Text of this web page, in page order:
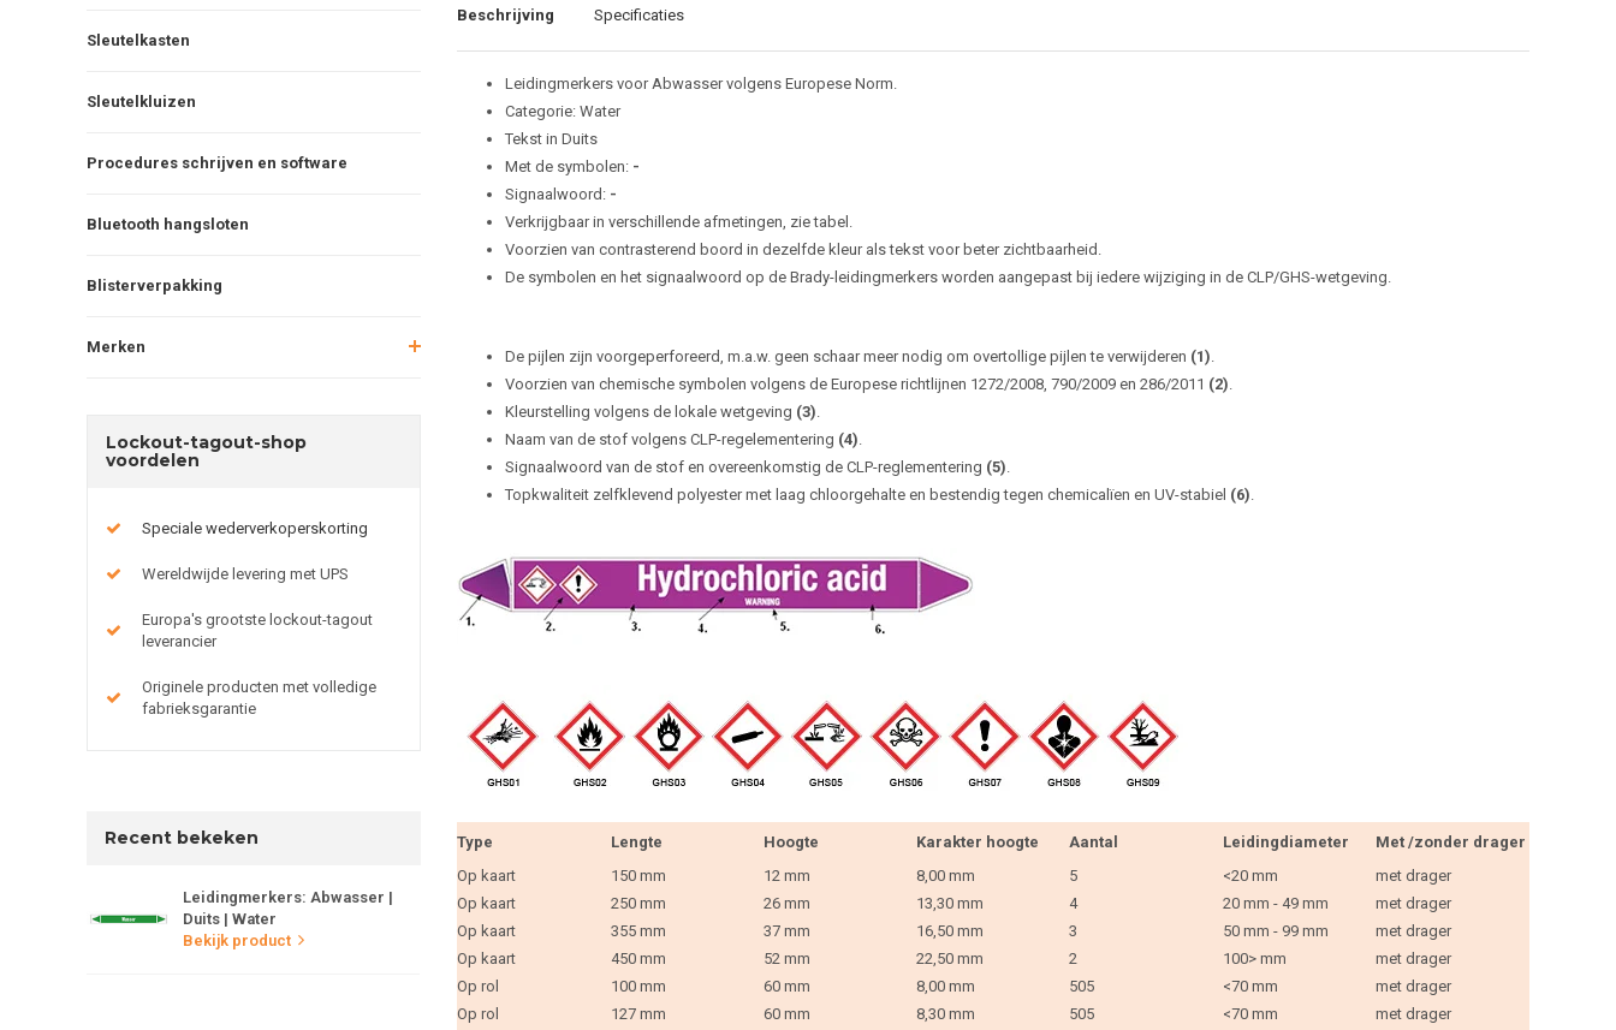
Sleutelkasten
Sleutelkluizen
Procedures schrijven en software
Bluetooth hangsloten
Blisterverpakking
Merken
Lockout-tagout-shop
voordelen
Speciale wederverkoperskorting
Wereldwijde levering met UPS
Europa's grootste lockout-tagout
leverancier
Originele producten met volledige
fabrieksgarantie
Recent bekeken
Leidingmerkers: Abwasser |
Duits | Water
Bekijk product
Beschrijving Specificaties
Leidingmerkers voor Abwasser volgens Europese Norm.
Categorie: Water
Tekst in Duits
Met de symbolen: -
Signaalwoord:-
Verkrijgbaar in verschillende afmetingen, zie tabel.
Voorzien van contrasterend boord in dezelfde kleur als tekst voor beter zichtbaarheid.
De symbolen en het signaalwoord op de Brady-leidingmerkers worden aangepast bij iedere wijziging in de CLP/GHS-wetgeving.
De pijlen zijn voorgeperforeerd, m.a.w. geen schaar meer nodig om overtollige pijlen te verwijderen (1)
Voorzien van chemische symbolen volgens de Europese richtlijnen 1272/2008, 790/2009 en 286/2011 (2)
Kleurstelling volgens de lokale wetgeving (3)
Naam van de stof volgens CLP-regelementering (4)
Signaalwoord van de stof en overeenkomstig de CLP-reglementering (5)
Topkwaliteit zelfklevend polyester met laag chloorgehalte en bestendig tegen chemicalïen en UV-stabiel (6)
Type Lengte Hoogte Karakter hoogte Aantal Leidingdiameter
Met /zonder drager
Op kaart
150 mm 12 mm 8,00 mm 5 <20 mm
met drager
Op kaart
250 mm 26 mm 13,30 mm 4 20 mm - 49 mm
met drager
Op kaart
355 mm 37 mm 16,50 mm 3 50 mm - 99 mm
met drager
Op kaart
450 mm 52 mm 22,50 mm 2 100> mm
met drager
Op rol
100 mm 60 mm 8,00 mm 505 <70 mm
met drager
Op rol
127 mm 60 mm 8,30 mm 505 <70 mm
met drager